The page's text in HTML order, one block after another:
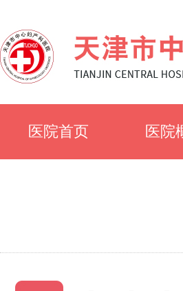
医院首页 医院